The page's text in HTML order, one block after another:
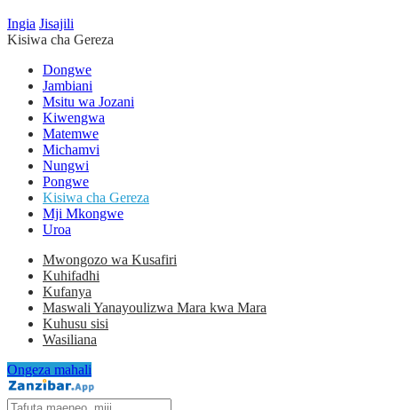
Ingia Jisajili
Kisiwa cha Gereza
Dongwe
Jambiani
Msitu wa Jozani
Kiwengwa
Matemwe
Michamvi
Nungwi
Pongwe
Kisiwa cha Gereza
Mji Mkongwe
Uroa
Mwongozo wa Kusafiri
Kuhifadhi
Kufanya
Maswali Yanayoulizwa Mara kwa Mara
Kuhusu sisi
Wasiliana
Ongeza mahali